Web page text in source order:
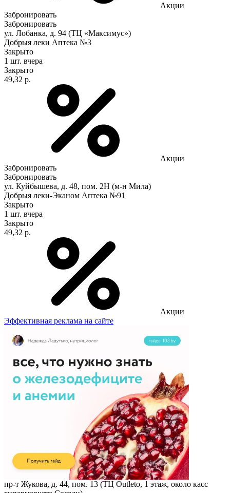
Акции
Забронировать
Забронировать
ул. Лобанка, д. 94 (ТЦ «Максимус»)
Добрыя леки Аптека №3
Закрыто
1 шт. вчера
Закрыто
49,32 р.
Акции
Забронировать
Забронировать
ул. Куйбышева, д. 48, пом. 2Н (м-н Мила)
Добрыя леки-Эканом Аптека №91
Закрыто
1 шт. вчера
Закрыто
49,32 р.
Акции
Эффективная реклама на сайте
пр-т Жукова, д. 44, пом. 13 (ТЦ Outleto, 1 этаж, около касс